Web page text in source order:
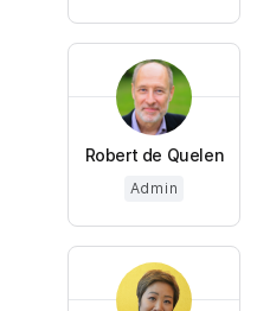
Robert de Quelen
Admin